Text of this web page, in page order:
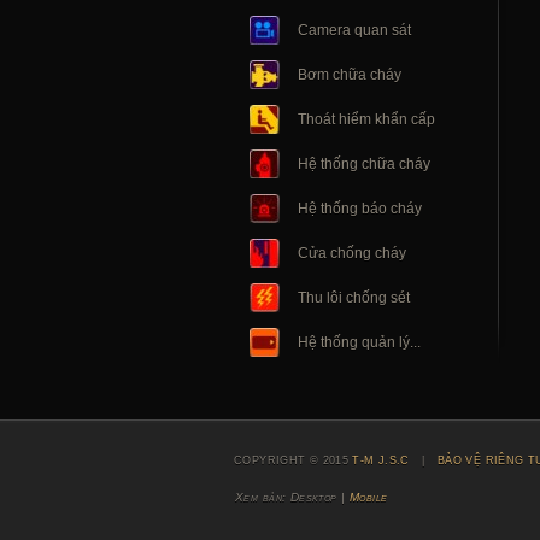
Camera quan sát
Bơm chữa cháy
Thoát hiểm khẩn cấp
Hệ thống chữa cháy
Hệ thống báo cháy
Cửa chống cháy
Thu lôi chống sét
Hệ thống quản lý...
COPYRIGHT © 2015T-M J.S.C BẢO VỆ RIÊNG
Xem bản: Desktop | Mobile